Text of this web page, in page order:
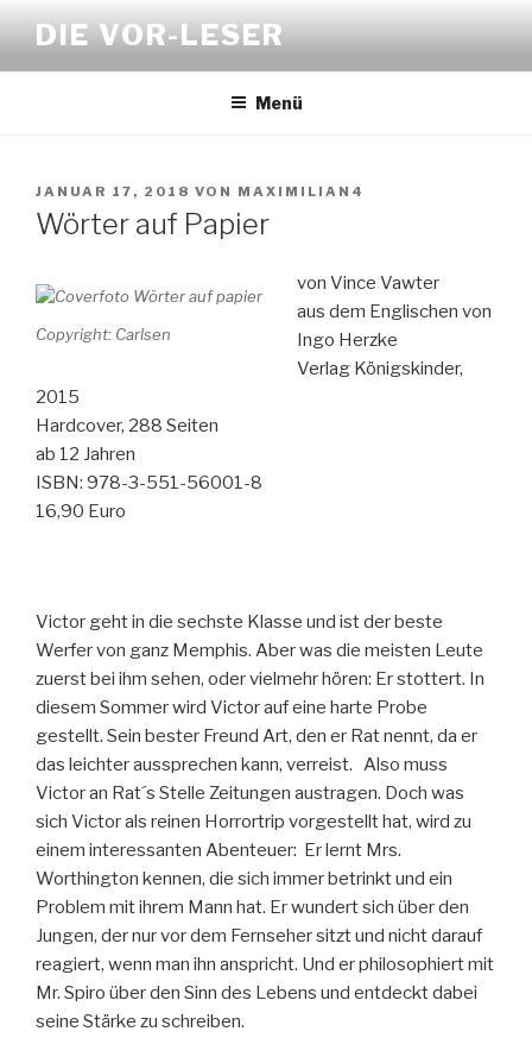
Inhalt
springen
DIE VOR-LESER
Menü
VERÖFFENTLICHT
AM
JANUAR 17, 2018 VON MAXIMILIAN4
Wörter auf Papier
Copyright: Carlsen
von Vince Vawter
aus dem Englischen von
Ingo Herzke
Verlag Königskinder,
2015
Hardcover, 288 Seiten
ab 12 Jahren
ISBN: 978-3-551-56001-8
16,90 Euro
Victor geht in die sechste Klasse und ist der beste
Werfer von ganz Memphis. Aber was die meisten Leute
zuerst bei ihm sehen, oder vielmehr hören: Er stottert. In
diesem Sommer wird Victor auf eine harte Probe
gestellt. Sein bester Freund Art, den er Rat nennt, da er
das leichter aussprechen kann, verreist. Also muss
Victor an Rat´s Stelle Zeitungen austragen. Doch was
sich Victor als reinen Horrortrip vorgestellt hat, wird zu
einem interessanten Abenteuer: Er lernt Mrs.
Worthington kennen, die sich immer betrinkt und ein
Problem mit ihrem Mann hat. Er wundert sich über den
Jungen, der nur vor dem Fernseher sitzt und nicht darauf
reagiert, wenn man ihn anspricht. Und er philosophiert mit
Mr. Spiro über den Sinn des Lebens und entdeckt dabei
seine Stärke zu schreiben.